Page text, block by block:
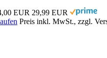
EUR 29,99 EUR
Preis inkl. MwSt., zzgl.